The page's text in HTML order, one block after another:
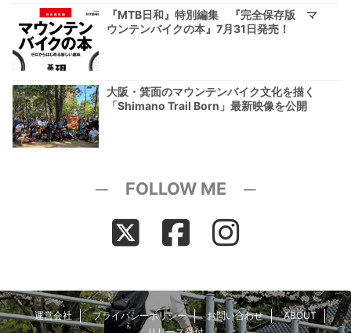
『MTB日和』特別編集 『完全保存版 マ
ウンテンバイクの本』7月31日発売！
大阪・箕面のマウンテンバイク文化を描く
「Shimano Trail Born」最新映像を公開
─ FOLLOW ME ─
運営会社 プライバシーポリシー お問い合わせ
ABOUT